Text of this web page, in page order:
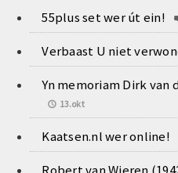
55plus set wer út ein!
Verbaast U niet
Yn memoriam Dirk van
13.okt
Kaatsen.nl wer online!